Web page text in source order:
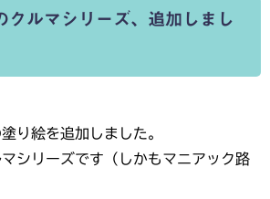
クルマシリーズ、追加しまし
り絵を追加しました。
シリーズです（しかもマニアック路